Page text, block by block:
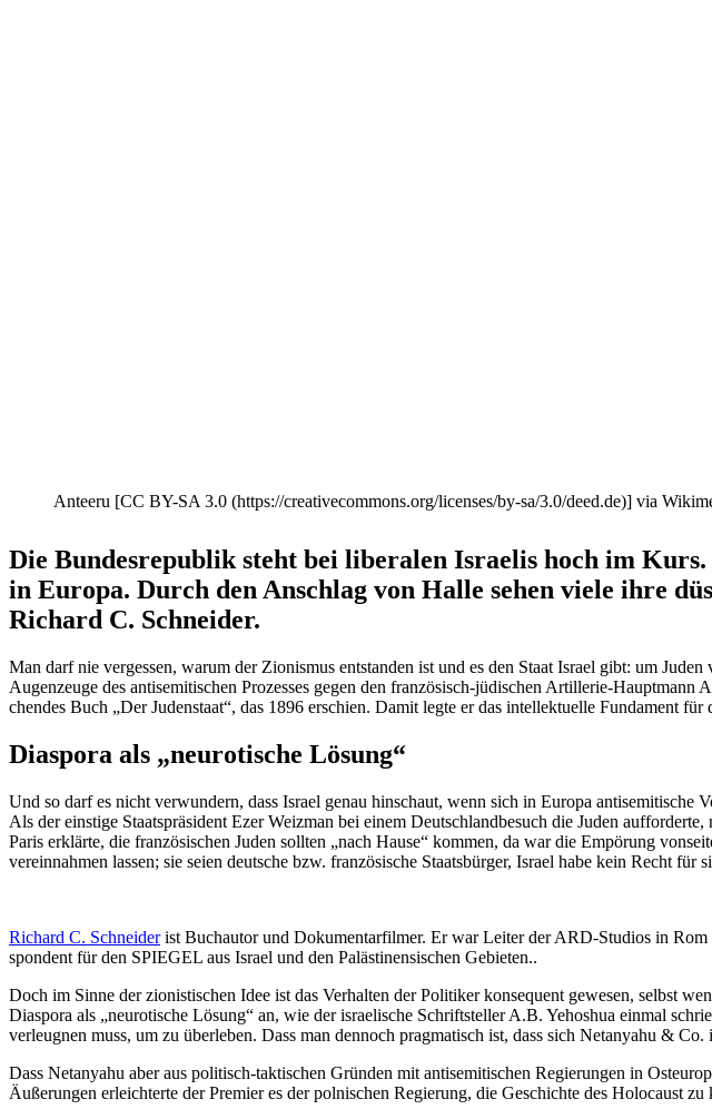
Anteeru [CC BY-SA 3.0 (https://creativecommons.org/licenses/by-sa/3.0/deed.de)] via
Die Bundes­re­publik steht bei liberalen Israelis hoch im
in Europa. Durch den Anschlag von Halle sehen viele ihre
Richard C. Schneider.
Man darf nie vergessen, warum der Zionismus entstanden ist und es den Staat Israel gibt: um
Augen­zeuge des antise­mi­ti­schen Prozesses gegen den franzö­sisch-jüdischen Artil­lerie-
chendes Buch „Der Juden­staat“, das 1896 erschien. Damit legte er das intel­lek­tuelle Fundament
Diaspora als „neuro­tische Lösung“
Und so darf es nicht verwundern, dass Israel genau hinschaut, wenn sich in Europa antise­mi­tische
Als der einstige Staats­prä­sident Ezer Weizman bei einem Deutsch­land­besuch die Juden
Paris erklärte, die franzö­si­schen Juden sollten „nach Hause“ kommen, da war die Empörung
verein­nahmen lassen; sie seien deutsche bzw. franzö­sische Staats­bürger, Israel habe kein Recht für
Richard C. Schneiderist Buchautor und Dokumen­tar­filmer. Er war Leiter der ARD-Studios in
spondent für den SPIEGEL aus Israel und den Paläs­ti­nen­si­schen Gebieten..
Doch im Sinne der zionis­ti­schen Idee ist das Verhalten der Politiker konse­quent gewesen, selbst
Diaspora als „neuro­tische Lösung“ an, wie der israe­lische Schrift­steller A.B. Yehoshua einmal
verleugnen muss, um zu überleben. Dass man dennoch pragma­tisch ist, dass sich Netanyahu &
Dass Netanyahu aber aus politisch-takti­schen Gründen mit antise­mi­ti­schen Regie­rungen in
Äußerungen erleich­terte der Premier es der polni­schen Regierung, die Geschichte des Holocaust